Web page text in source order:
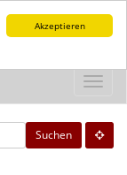
Akzeptieren
Suchen